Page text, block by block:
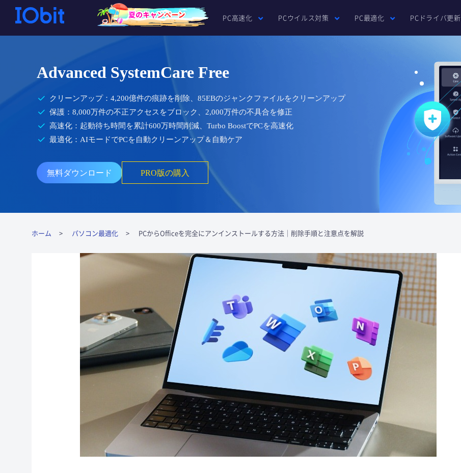
PC高速化 PCウイルス対策 PC最適化 PCドライバ更新
Advanced SystemCare Free
クリーンアップ：4,200億件の痕跡を削除、85EBのジャンクファイルをクリーンアップ
保護：8,000万件の不正アクセスをブロック、2,000万件の不具合を修正
高速化：起動待ち時間を累計600万時間削減、Turbo BoostでPCを高速化
最適化：AIモードでPCを自動クリーンアップ＆自動ケア
無料ダウンロード PRO版の購入
ホーム パソコン最適化 PCからOfficeを完全にアンインストールする方法｜削除手順と注意点を解説